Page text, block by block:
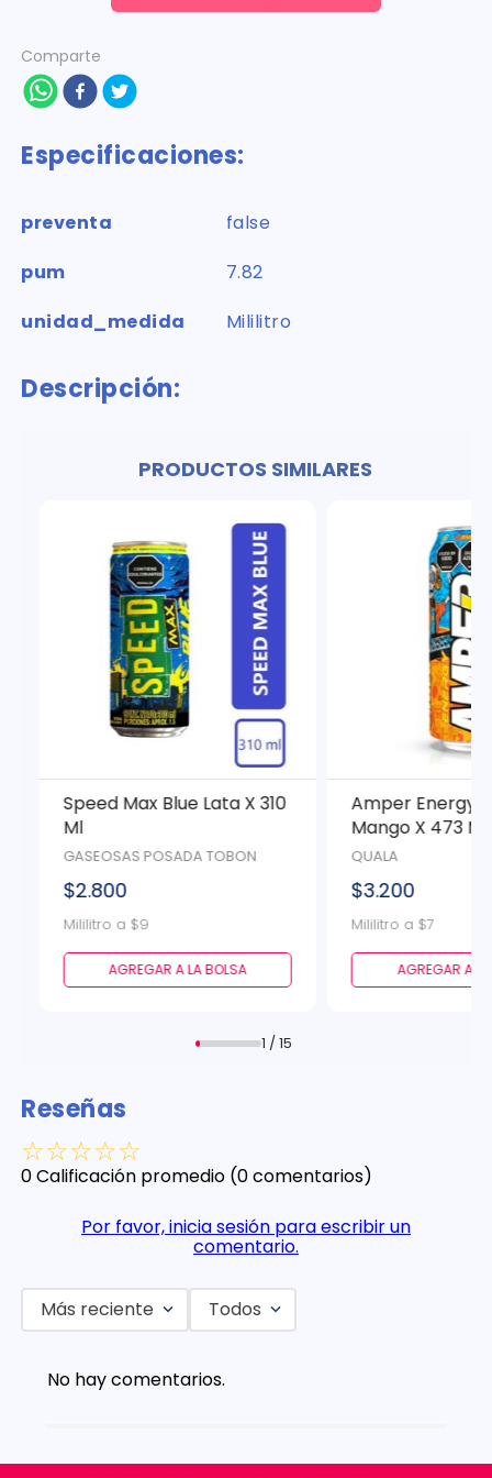
Comparte
Especificaciones:
preventa
false
pum
7.82
unidad_medida
Mililitro
Descripción:
PRODUCTOS SIMILARES
Speed Max Blue Lata X 310
Ml
GASEOSAS POSADA TOBON
$2.800
Mililitro a $9
AGREGAR A LA BOLSA
Amper Energy
Mango X 473 Ml
QUALA
$3.200
Mililitro a $7
AGREGAR A
1 / 15
Reseñas
☆☆☆☆☆
0 Calificación promedio (0 comentarios)
Por favor, inicia sesión para escribir un
comentario.
Más reciente Todos
No hay comentarios.